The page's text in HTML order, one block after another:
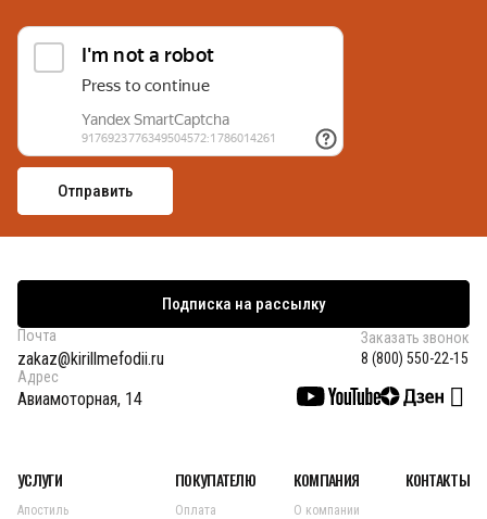
Подписка на рассылку
Почта
zakaz@kirillmefodii.ru
Заказать звонок
8 (800) 550-22-15
Адрес
Авиамоторная, 14
УСЛУГИ
Апостиль
ПОКУПАТЕЛЮ
Оплата
КОМПАНИЯ
О компании
КОНТАКТЫ